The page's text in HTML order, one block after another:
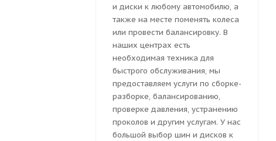
и диски к любому автомобилю, а
также на месте поменять колеса
или провести балансировку. В
наших центрах есть
необходимая техника для
быстрого обслуживания, мы
предоставляем услуги по сборке-
разборке, балансированию,
проверке давления, устранению
проколов и другим услугам. У нас
большой выбор шин и дисков к